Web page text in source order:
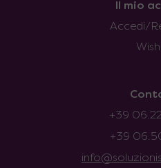
Il mio
Accedi/
+39
+39